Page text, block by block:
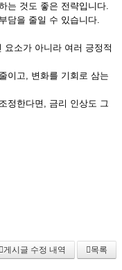
는 것도 좋은 전략입니다.
담을 줄일 수 있습니다.
소가 아니라 여러 긍정적
이고, 변화를 기회로 삼는
정한다면, 금리 인상도 그
게시글 수정 내역 목록